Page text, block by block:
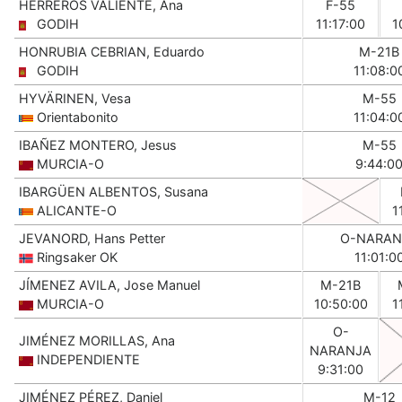
HERREROS VALIENTE, Ana
GODIH
F-55
11:17:00
HONRUBIA CEBRIAN, Eduardo
GODIH
M-21B
HYVÄRINEN, Vesa
Orientabonito
M-55
IBAÑEZ MONTERO, Jesus
MURCIA-O
M-55
9:44:00
IBARGÜEN ALBENTOS, Susana
ALICANTE-O
JEVANORD, Hans Petter
Ringsaker OK
O-
JÍMENEZ AVILA, Jose Manuel
MURCIA-O
M-21B
10:50:00
JIMÉNEZ MORILLAS, Ana
INDEPENDIENTE
O-
NARANJA
9:31:00
JIMÉNEZ PÉREZ, Daniel
M-12